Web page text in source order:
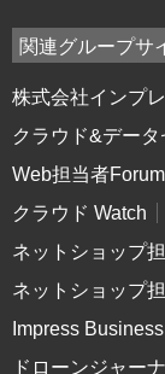
関連グループサ
株式会社インプ
クラウド&デー
Web担当者Forum
クラウド Watch
ネットショップ
ネットショップ
Impress
ドローンジャー